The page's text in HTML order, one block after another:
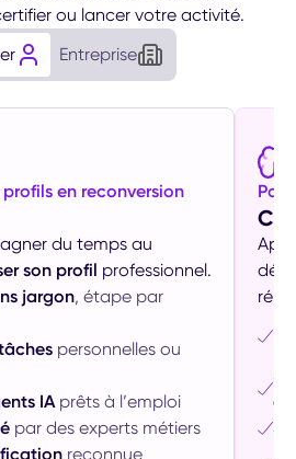
ou lancer votre activité.
Entreprise
en reconversion
du temps au
son profil professionnel.
jargon, étape par
personnelles ou
IAprêts à l’emploi
par des experts métiers
reconnue
et